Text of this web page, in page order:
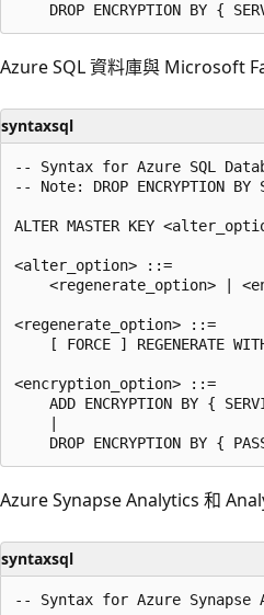
Azure SQL 資料庫與 Microsoft
syntaxsql
-- Syntax for Azure SQL
-- Note: DROP ENCRYPTION
ALTER MASTER KEY
<alter_option> ::=
<regenerate_option> |
<regenerate_option> ::=
[ FORCE ] REGENERATE
<encryption_option> ::=
ADD ENCRYPTION BY {
    |
Azure Synapse Analytics 和
syntaxsql
-- Syntax for Azure Synapse